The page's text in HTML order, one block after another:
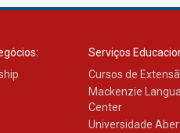
Serviços
Cursos de
Mackenzie
Center
Universidade